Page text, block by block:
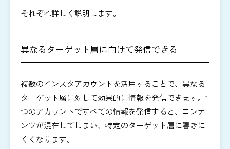
それぞれ詳しく説明します。
異なるターゲット層に向けて発信できる
複数のインスタアカウントを活用することで、異なる
ターゲット層に対して効果的に情報を発信できます。1
つのアカウントですべての情報を発信すると、コンテ
ンツが混在してしまい、特定のターゲット層に響きに
くくなります。